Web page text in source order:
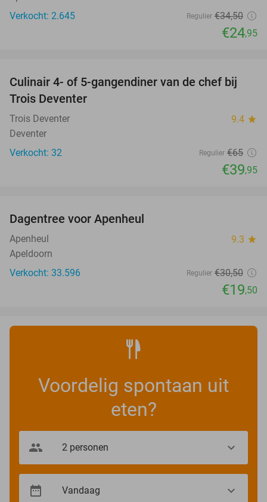
Verkocht: 2.645
Regulier €34,50
€24,95
39%
Culinair 4- of 5-gangendiner van de chef bij
Trois Deventer
Trois Deventer 9.4 star
Deventer
Verkocht: 32
Regulier €65
€39,95
Dagentree voor Apenheul
Apenheul 9.3 star
Apeldoorn
Verkocht: 33.596
Regulier €30,50
€19,50
Voordelig spontaan uit
eten?